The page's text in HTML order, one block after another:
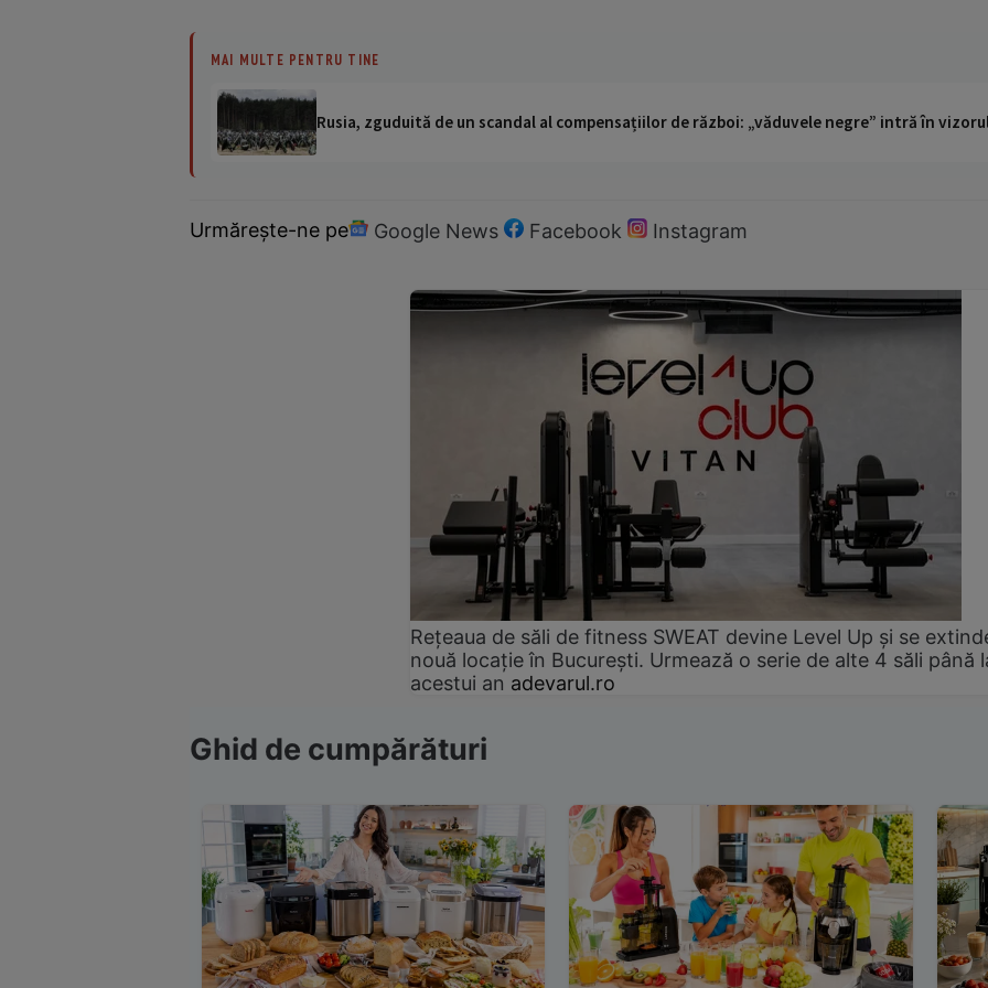
MAI MULTE PENTRU TINE
Rusia, zguduită de un scandal al compensațiilor de război: „văduvele negre” intră în
Urmărește-ne pe Google News Facebook Instagram
Rețeaua de săli de fitness SWEAT devine Level Up și se
nouă locație în București. Urmează o serie de alte 4 săli până
acestui an adevarul.ro
Ghid de cumpărături